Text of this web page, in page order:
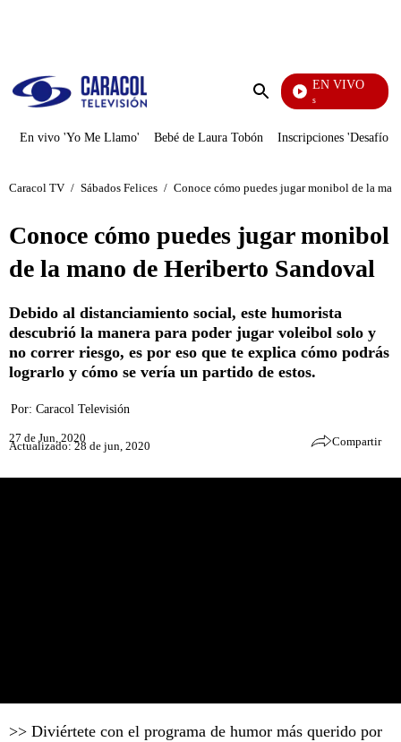
Enviar
EN VIVO
También Caerás
En vivo 'Yo Me Llamo' Bebé de Laura Tobón Inscripciones 'Desafío'
Caracol TV / Sábados Felices / Conoce cómo puedes jugar monibol de la
Conoce cómo puedes jugar monibol
de la mano de Heriberto Sandoval
Debido al distanciamiento social, este humorista
descubrió la manera para poder jugar voleibol solo y
no correr riesgo, es por eso que te explica cómo podrás
lograrlo y cómo se vería un partido de estos.
Por: Caracol Televisión
27 de Jun, 2020
Actualizado: 28 de jun, 2020 Compartir
>> Diviértete con el programa de humor más querido por